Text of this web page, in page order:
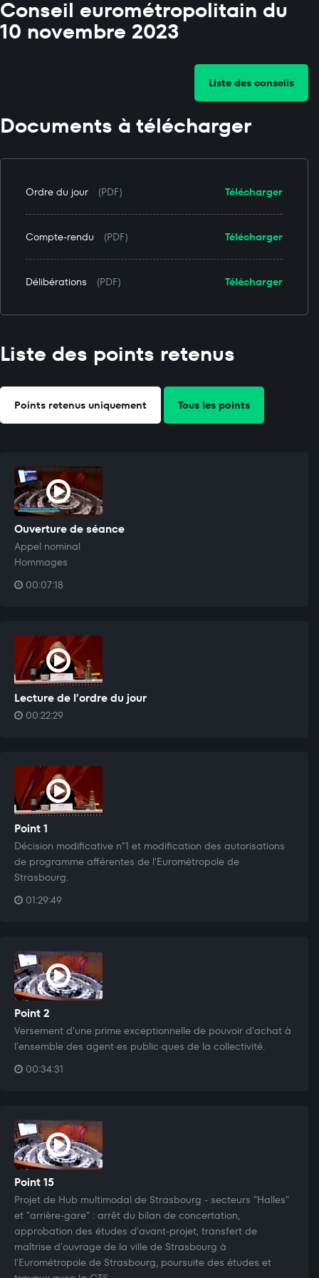
Conseil eurométropolitain du
10 novembre 2023
Liste des conseils
Documents à télécharger
Télécharger
Ordre du jour (PDF)
Télécharger
Compte-rendu (PDF)
Télécharger
Délibérations (PDF)
Liste des points retenus
Points retenus uniquement Tous les points
Ouverture de séance
Appel nominal
Hommages
00:07:18
Lecture de l’ordre du jour
00:22:29
Point 1
Décision modificative n°1 et modification des autorisations
de programme afférentes de l'Eurométropole de
Strasbourg.
01:29:49
Point 2
Versement d'une prime exceptionnelle de pouvoir d'achat à
l'ensemble des agent·es public·ques de la collectivité.
00:34:31
Point 15
Projet de Hub multimodal de Strasbourg - secteurs "Halles"
et "arrière-gare" : arrêt du bilan de concertation,
approbation des études d'avant-projet, transfert de
maîtrise d'ouvrage de la ville de Strasbourg à
l'Eurométropole de Strasbourg, poursuite des études et